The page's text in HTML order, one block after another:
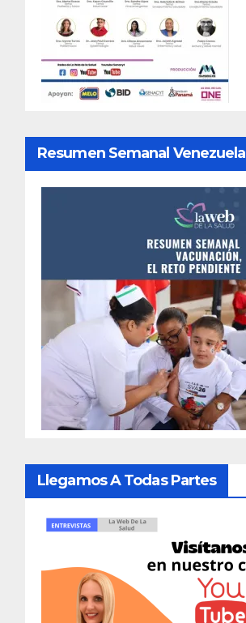
Resumen Semanal Venezuela
Llegamos A Todas Partes